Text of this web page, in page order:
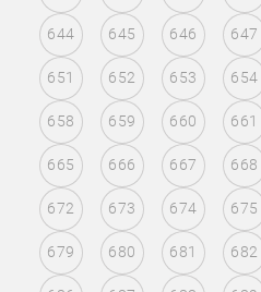
644 645 646 647
651 652 653 654
658 659 660 661
665 666 667 668
672 673 674 675
679 680 681 682